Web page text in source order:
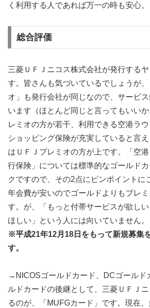
く利用する人であれば万一の時も安心。
総合評価
三菱ＵＦＪニコス株式会社が発行する
す。皆さんも気づいているでしょうが、
オ」も発行会社が同じなので、サービ
います（ほとんど同じと言ってもいい
レミオの方が若干、利用できる空港ラウ
ショッピング保険が充実していると言
はＵＦＪプレミオの方が上です。「空
行保険」については標準的なゴールド
クですので、その2点にピンポイントに
年会費が安いのでゴールドよりもプレ
す。が、「もっと付帯サービスが欲し
ほしい」という人には向いていません。
※平成21年12月18日をもって新規募集
す。
→NICOSゴールドカード、DCゴールド
ルドカードの後継として、三菱ＵＦＪ
るのが、「MUFGカード」です。現在